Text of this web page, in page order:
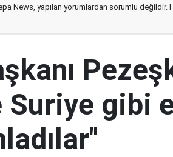
News, yapılan yorumlardan sorumlu değildir.
gibi